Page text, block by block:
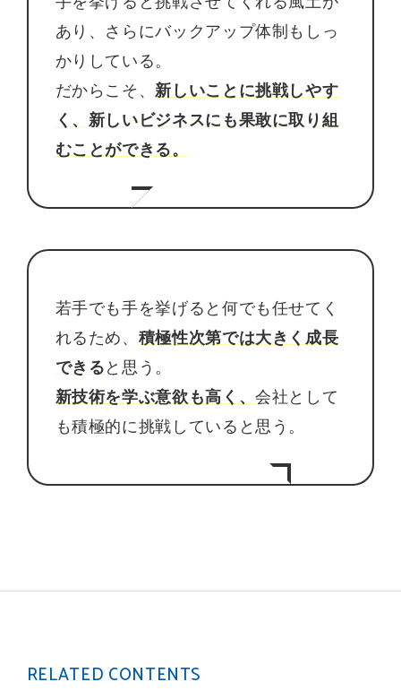
あり、さらにバックアップ体制もしっ
かりしている。
だからこそ、 新しいことに挑戦しやす
く、新しいビジネスにも果敢に取り組
むことができる。
若手でも手を挙げると何でも任せてく
れるため、 積極性次第では大きく成長
できる と思う。
新技術を学ぶ意欲も高く、会社として
も積極的に挑戦していると思う。
RELATED CONTENTS